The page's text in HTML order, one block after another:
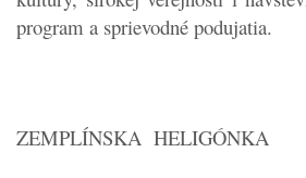
program a sprievodné podujatia.
ZEMPLÍNSKA HELIGÓNKA